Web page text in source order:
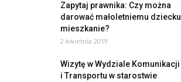
Zapytaj prawnika: Czy można
darować małoletniemu dziecku
mieszkanie?
2 kwietnia 2019
Wizytę w Wydziale Komunikacji
i Transportu w starostwie